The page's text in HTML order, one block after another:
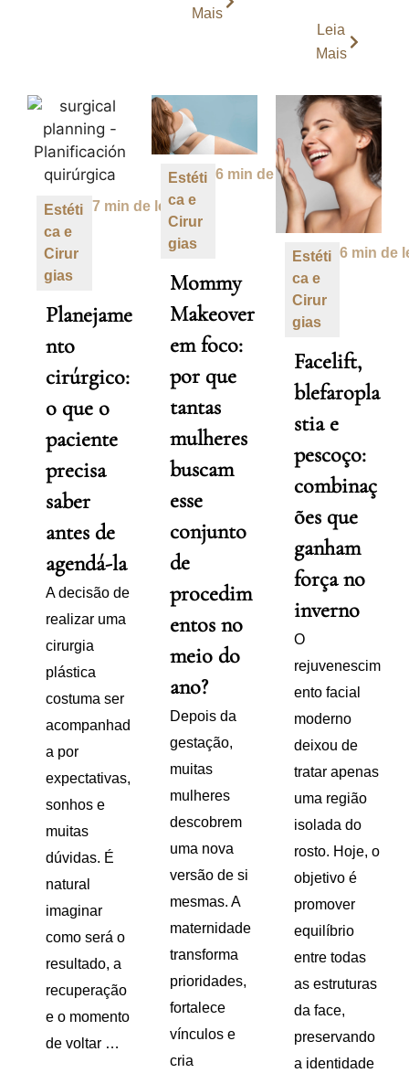
Mais
Leia
Mais
Estéti
ca e
Cirur
gias
7 min de leitura
Planejame
nto
cirúrgico:
o que o
paciente
precisa
saber
antes de
agendá-la
A decisão de
realizar uma
cirurgia
plástica
costuma ser
acompanhad
a por
expectativas,
sonhos e
muitas
dúvidas. É
natural
imaginar
como será o
resultado, a
recuperação
e o momento
de voltar …
Estéti
ca e
Cirur
gias
6 min de leitura
Mommy
Makeover
em foco:
por que
tantas
mulheres
buscam
esse
conjunto
de
procedim
entos no
meio do
ano?
Depois da
gestação,
muitas
mulheres
descobrem
uma nova
versão de si
mesmas. A
maternidade
transforma
prioridades,
fortalece
vínculos e
cria
Estéti
ca e
Cirur
gias
6 min de
Facelift,
blefaropla
stia e
pescoço:
combinaç
ões que
ganham
força no
inverno
O
rejuvenescim
ento facial
moderno
deixou de
tratar apenas
uma região
isolada do
rosto. Hoje, o
objetivo é
promover
equilíbrio
entre todas
as estruturas
da face,
preservando
a identidade